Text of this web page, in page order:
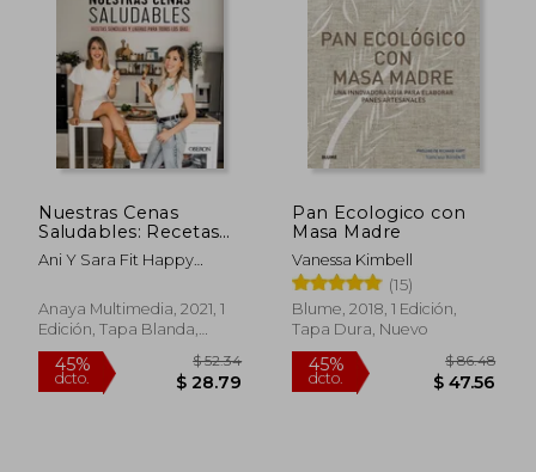
dcto. dcto.
Nuestras Cenas
Saludables: Recetas
Sencillas y Ligeras
Para Todos los Días
Ani Y Sara Fit Happy
Anaya Multimedia, 2021, 1
Edición, Tapa Blanda,
Nuevo
Pan Ecologico con
Masa Madre
Vanessa Kimbell
(15)
Blume, 2018, 1 Edición,
Tapa Dura, Nuevo